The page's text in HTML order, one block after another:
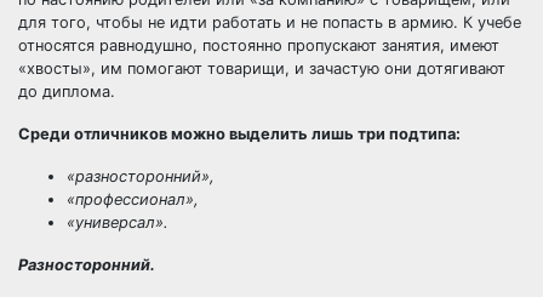
для того, чтобы не идти работать и не попасть в армию. К учебе
относятся равнодушно, постоянно пропускают занятия, имеют
«хвосты», им помогают товарищи, и зачастую они дотягивают
до диплома.
Среди отличников можно выделить лишь три подтипа:
«разносторонний»,
«профессионал»,
«универсал».
Разносторонний.